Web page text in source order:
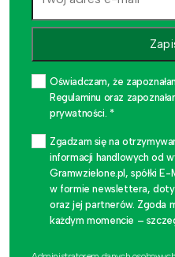
Oświadczam, że
Regulaminu oraz
prywatności. *
Zgadzam się na
informacji handlowych od
Gramwzielone.pl, spółki
w formie newslettera,
oraz jej partnerów. Zgoda
każdym momencie –